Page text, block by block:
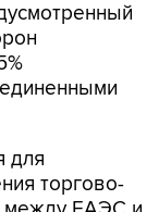
для
торгово-